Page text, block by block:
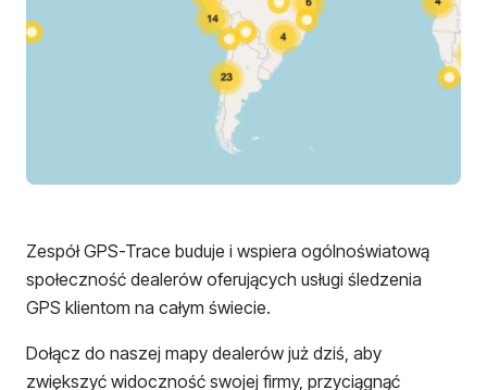
Zespół GPS-Trace buduje i wspiera ogólnoświatową
społeczność dealerów oferujących usługi śledzenia
GPS klientom na całym świecie.
Dołącz do naszej mapy dealerów już dziś, aby
zwiększyć widoczność swojej firmy, przyciągnąć